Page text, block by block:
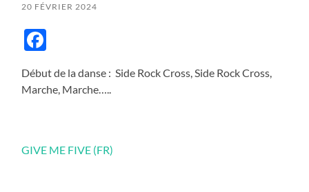
20 FÉVRIER 2024
Début de la danse : Side Rock Cross, Side Rock Cross,
Marche, Marche…..
GIVE ME FIVE (FR)